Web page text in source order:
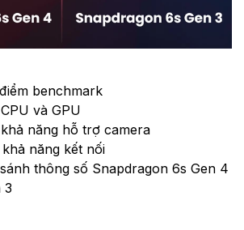
benchmark
và GPU
năng hỗ trợ camera
năng kết nối
thông số Snapdragon 6s Gen 4
3